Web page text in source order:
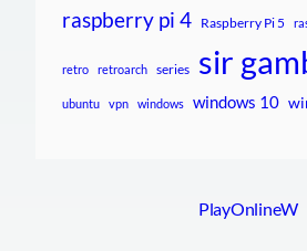
raspberry pi 4 Raspberry Pi 5
retro retroarch series sir
ubuntu vpn windows windows 10
PlayOnlineW